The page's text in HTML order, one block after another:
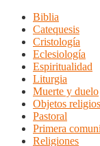
Biblia
Catequesis
Cristología
Eclesiología
Espiritualidad
Liturgia
Muerte y duelo
Objetos
Pastoral
Primera
Religiones